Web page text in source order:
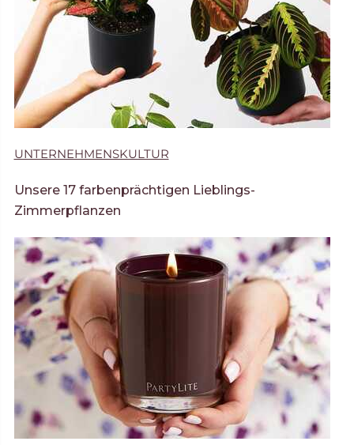
UNTERNEHMENSKULTUR
Unsere 17 farbenprächtigen Lieblings-
Zimmerpflanzen